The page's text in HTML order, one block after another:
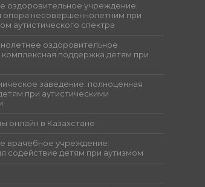
оздоровительное учреждение:
опора несовершеннолетним при
аутистического спектра
оздоровительное
поддержка детям при
заведение: полноценная
при аутистическими
онлайн в Казахстане
врачебное учреждение:
содействие детям при аутизмом